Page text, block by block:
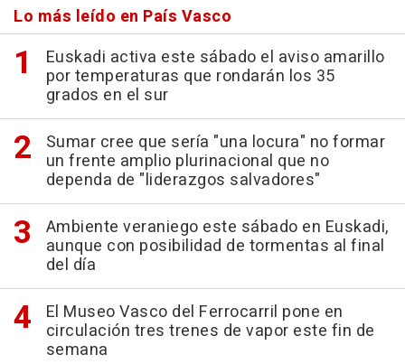
Lo más leído en País Vasco
Euskadi activa este sábado el aviso amarillo
por temperaturas que rondarán los 35
grados en el sur
Sumar cree que sería "una locura" no formar
un frente amplio plurinacional que no
dependa de "liderazgos salvadores"
Ambiente veraniego este sábado en Euskadi,
aunque con posibilidad de tormentas al final
del día
El Museo Vasco del Ferrocarril pone en
circulación tres trenes de vapor este fin de
semana